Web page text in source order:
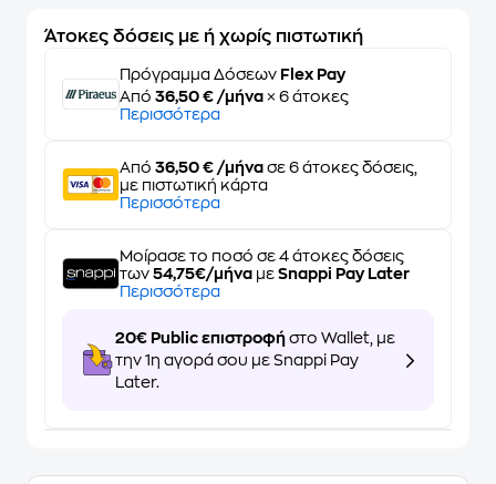
Άτοκες δόσεις με ή χωρίς πιστωτική
Πρόγραμμα Δόσεων Flex Pay
Από 36,50 € /μήνα × 6 άτοκες
Περισσότερα
Από 36,50 € /μήνα σε 6 άτοκες δόσεις,
με πιστωτική κάρτα
Περισσότερα
Μοίρασε το ποσό σε 4 άτοκες δόσεις
των 54,75€/μήνα με Snappi Pay Later
Περισσότερα
20€ Public επιστροφή στο Wallet, με
την 1η αγορά σου με Snappi Pay
Later.